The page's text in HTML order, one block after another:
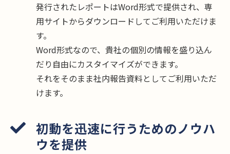
発行されたレポートはWord形式で提供され、専
用サイトからダウンロードしてご利用いただけま
す。
Word形式なので、貴社の個別の情報を盛り込ん
だり自由にカスタイマイズができます。
それをそのまま社内報告資料としてご利用いただ
けます。
初動を迅速に行うためのノウハ
ウを提供